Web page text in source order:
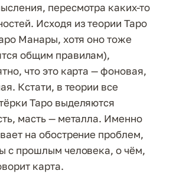
пересмотра каких-то
Исходя из теории Таро
Манары, хотя оно тоже
общим правилам),
что это карта — фоновая,
Кстати, в теории все
Таро выделяются
масть — металла. Именно
на обострение проблем,
с прошлым человека, о чём,
карта.